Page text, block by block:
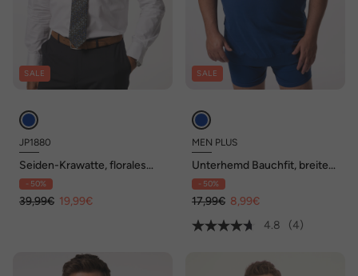
SALE
JP1880
Seiden-Krawatte, florales
Muster, Extralänge, 7,5 cm
breit
- 50%
39,99€ 19,99€
SALE
MEN PLUS
Unterhemd Bauchfit, breite
Träger, bis 8 XL
- 50%
17,99€ 8,99€
4.8
(4)